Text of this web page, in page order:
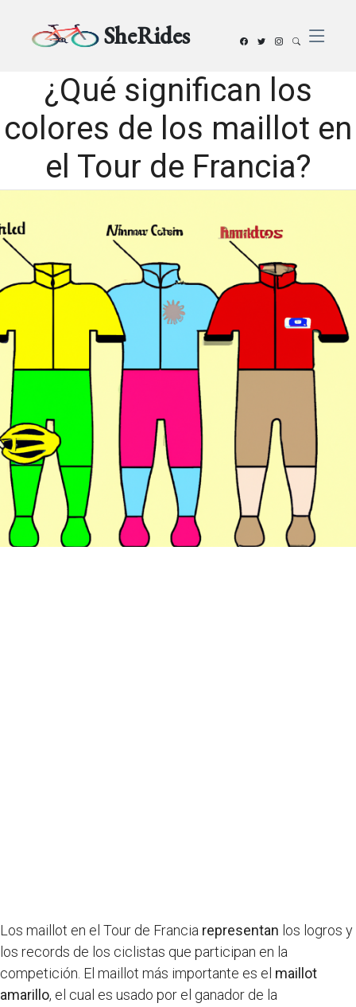
SheRides
¿Qué significan los
colores de los maillot en
el Tour de Francia?
Los maillot en el Tour de Francia representan los logros y
los records de los ciclistas que participan en la
competición. El maillot más importante es el maillot
amarillo, el cual es usado por el ganador de la